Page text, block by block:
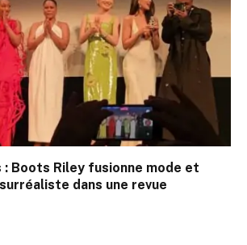
: Boots Riley fusionne mode et
dans une revue